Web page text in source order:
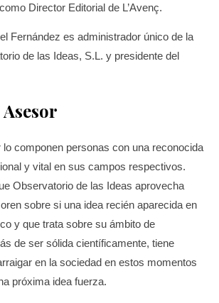
Director Editorial de L’Avenç.
Fernández es administrador único de la
de las Ideas, S.L. y presidente del
lo componen personas con una reconocida
y vital en sus campos respectivos.
Observatorio de las Ideas aprovecha
sobre si una idea recién aparecida en
y que trata sobre su ámbito de
de ser sólida científicamente, tiene
en la sociedad en estos momentos
próxima idea fuerza.